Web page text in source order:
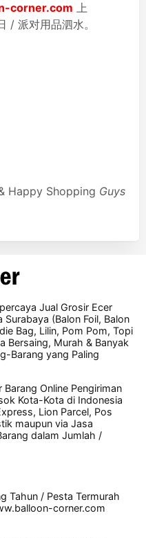
corner.com 上
/ 派对用品泗水。
Happy Shopping Guys
Jual Grosir Ecer
(Balon Foil, Balon
Bag, Lilin, Pom Pom, Topi
Bersaing, Murah & Banyak
Barang yang Paling
Online Pengiriman
Kota-Kota di Indonesia
Lion Parcel, Pos
maupun via Jasa
dalam Jumlah /
Tahun / Pesta Termurah
corner.com